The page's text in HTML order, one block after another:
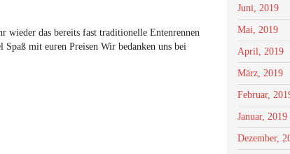
wieder das bereits fast traditionelle Entenrennen
mit euren Preisen Wir bedanken uns bei
Juni, 2019
Mai, 2019
April, 2019
März, 2019
Februar,
Januar, 2019
Dezember,